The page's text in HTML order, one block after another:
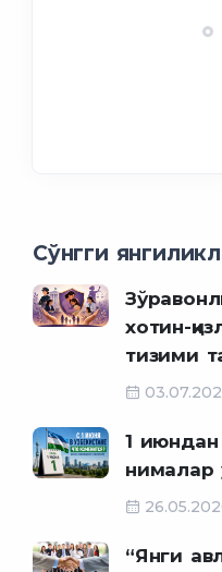
Сўнгги
хотин-
тизими
1
нималар
“Янги